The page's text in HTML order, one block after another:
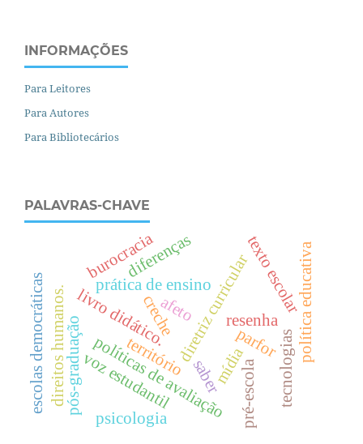
INFORMAÇÕES
Para Leitores
Para Autores
Para Bibliotecários
PALAVRAS-CHAVE
resenha
territóriodiretriz curricular
prática de ensino texto escolar
políticas de avaliação
pós-graduação saber
política educativa
mídia
livro didático.
d
i
r
e
i
t
o
s
h
u
m
a
n
o
s
.
escolas democráticas parfor
voz estudantil pré-escola
creche
psicologia
tecnologias
diferenças
afeto
burocracia